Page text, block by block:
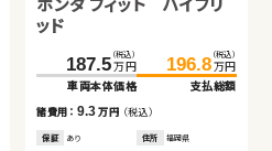
ッド
187.5 （税込）
万円
車両本体価格
196.8 （税込）
万円
支払総額
諸費用： 9.3万円 （税込）
保証 あり 住所 福岡県
119.7 （税込）
万円
車両本体価格
125.2 （税込）
万円
支払総額
諸費用： 5.5万円 （税込）
保証 なし 住所 岡山県
119.3 （税込）
万円
車両本体価格
127.7 （税込）
万円
支払総額
諸費用： 8.4万円 （税込）
保証 なし 住所 岡山県